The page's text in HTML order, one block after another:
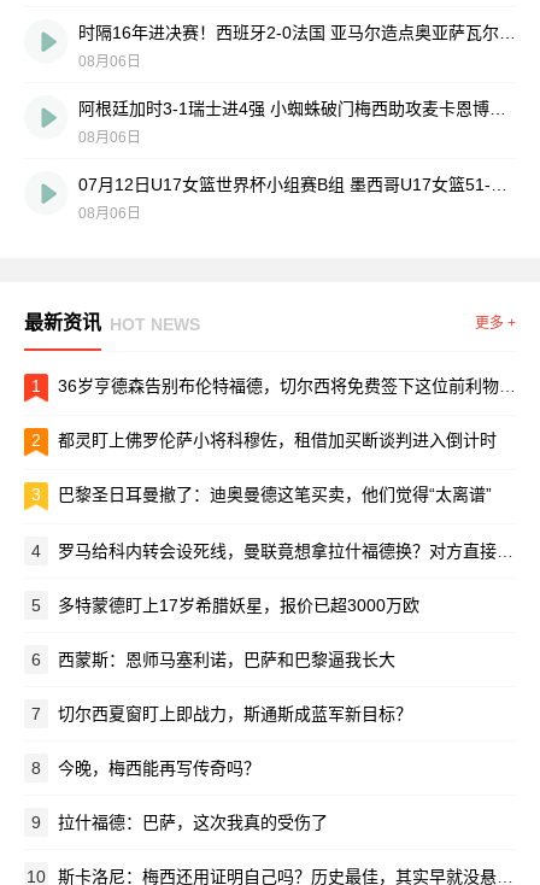
08月06日
08月06日
08月06日
最新资讯 HOT NEWS 更多 +
1 36岁亨德森告别布伦特福德，切尔西将免费签下这位前利物浦队长
2 都灵盯上佛罗伦萨小将科穆佐，租借加买断谈判进入倒计时
3 巴黎圣日耳曼撤了：迪奥曼德这笔买卖，他们觉得“太离谱”
4 罗马给科内转会设死线，曼联竟想拿拉什福德换？对方直接摆手：养不起！
5 多特蒙德盯上17岁希腊妖星，报价已超3000万欧
6 西蒙斯：恩师马塞利诺，巴萨和巴黎逼我长大
7 切尔西夏窗盯上即战力，斯通斯成蓝军新目标？
8 今晚，梅西能再写传奇吗？
9 拉什福德：巴萨，这次我真的受伤了
10 斯卡洛尼：梅西还用证明自己吗？历史最佳，其实早就没悬念了